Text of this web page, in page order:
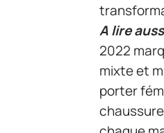
A lire
2022
mixte et
porter